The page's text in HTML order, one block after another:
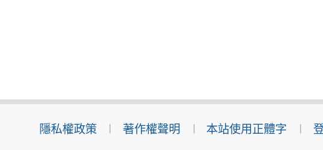
隱私權政策 著作權聲明 本站使用正體字